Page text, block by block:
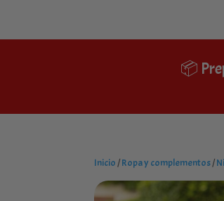
📦
Inicio /Ropa y complementos/